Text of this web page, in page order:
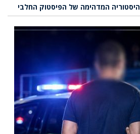
המדהימה של הפיסטוק החלבי